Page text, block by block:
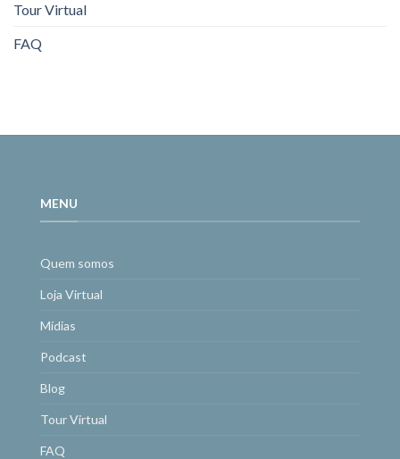
Tour Virtual
FAQ
MENU
Quem somos
Loja Virtual
Mídias
Podcast
Blog
Tour Virtual
FAQ